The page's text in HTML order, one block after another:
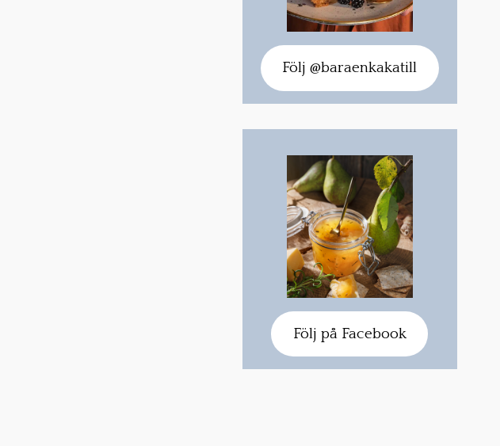
Följ @baraenkakatill
Följ på Facebook